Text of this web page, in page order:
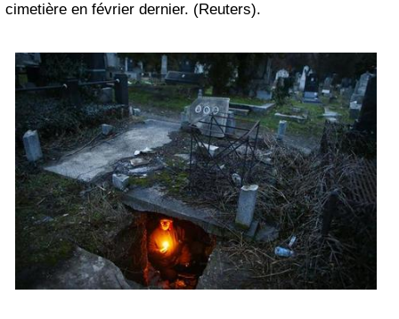
cimetière en février dernier. (Reuters).